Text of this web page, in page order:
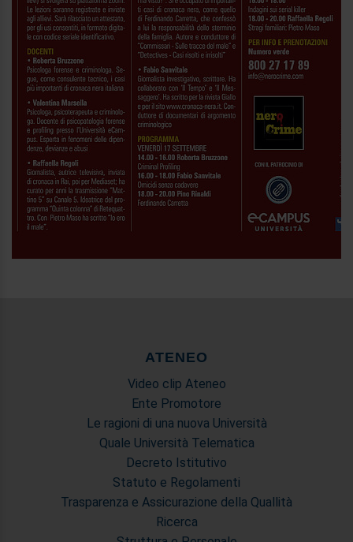
ATENEO
Video clip Ateneo
Ente Promotore
Le ragioni di una nuova Università
Quale Università Telematica
Decreto Istitutivo
Statuto e Regolamenti
Trasparenza e Assicurazione della Quallità
Ricerca